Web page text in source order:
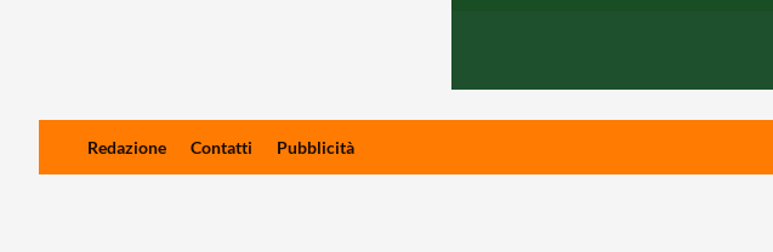
Redazione Contatti Pubblicità